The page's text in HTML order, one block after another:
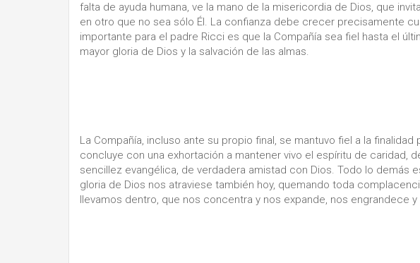
falta de ayuda humana, ve la mano de la misericordia de Dios, que
en otro que no sea sólo Él. La confianza debe crecer precisamente
importante para el padre Ricci es que la Compañía sea fiel hasta el
mayor gloria de Dios y la salvación de las almas.
La Compañía, incluso ante su propio final, se mantuvo fiel a la
concluye con una exhortación a mantener vivo el espíritu de caridad,
sencillez evangélica, de verdadera amistad con Dios. Todo lo demás
gloria de Dios nos atraviese también hoy, quemando toda
llevamos dentro, que nos concentra y nos expande, nos engrandece